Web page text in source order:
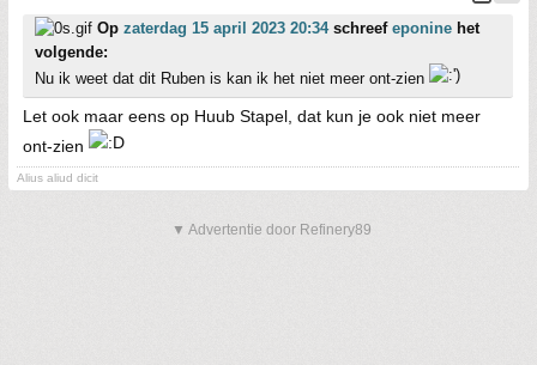
Op zaterdag 15 april 2023 20:34schreef eponine het
volgende:
Nu ik weet dat dit Ruben is kan ik het niet meer ont-zien
Let ook maar eens op Huub Stapel, dat kun je ook niet meer
ont-zien
Alius aliud dicit
▼ Advertentie door Refinery89